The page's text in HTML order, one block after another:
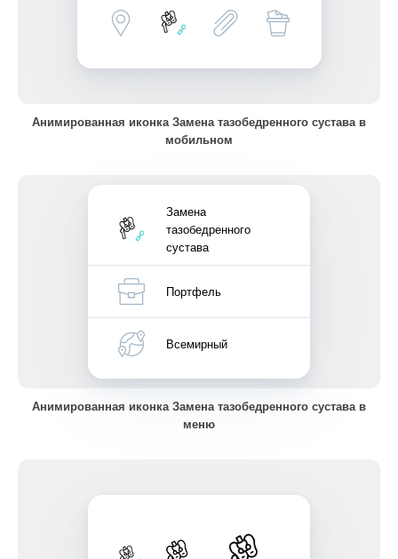
Анимированная иконка Замена тазобедренного сустава в
мобильном
Замена
тазобедренного
сустава
Портфель
Всемирный
Анимированная иконка Замена тазобедренного сустава в
меню